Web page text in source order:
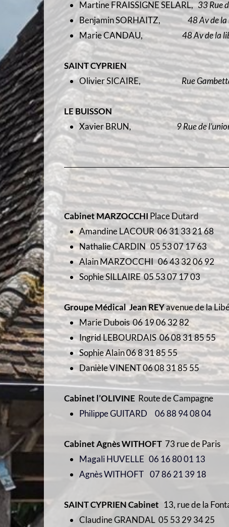
Martine FRAISSIGNE SELARL,33 Rue
Benjamin SORHAITZ, 48 Av de
Marie CANDAU, 48 Av de la
SAINT CYPRIEN
Olivier SICAIRE,Rue
LE BUISSON
Xavier BRUN,9 Rue de
Cabinet MARZOCCHI Place Dutard
Amandine LACOUR 06 31 33 21 68
Nathalie CARDIN 05 53 07 17 63
Alain MARZOCCHI 06 43 32 06 92
Sophie SILLAIRE 05 53 07 17 03
Groupe Médical Jean REYavenue de la
Marie Dubois 06 19 06 32 82
Ingrid LEBOURDAIS 06 08 31 85 55
Sophie Alain 06 8 31 85 55
Danièle VINENT 06 08 31 85 55
Cabinet l’OLIVINE Route de Campagne
Philippe GUITARD 06 88 94 08 04
Cabinet Agnès WITHOFT 73 rue de Paris
Magali HUVELLE 06 16 80 01 13
Agnès WITHOFT 07 86 21 39 18
SAINT CYPRIENCabinet 13, rue de la
Claudine GRANDAL 05 53 29 34 25